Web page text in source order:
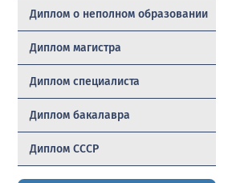
Диплом о неполном образовании
Диплом магистра
Диплом специалиста
Диплом бакалавра
Диплом СССР